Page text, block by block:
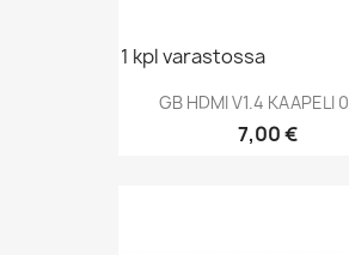
1 kpl varastossa
GB HDMI V1.4 KAAPELI
Hinta
7,00 €